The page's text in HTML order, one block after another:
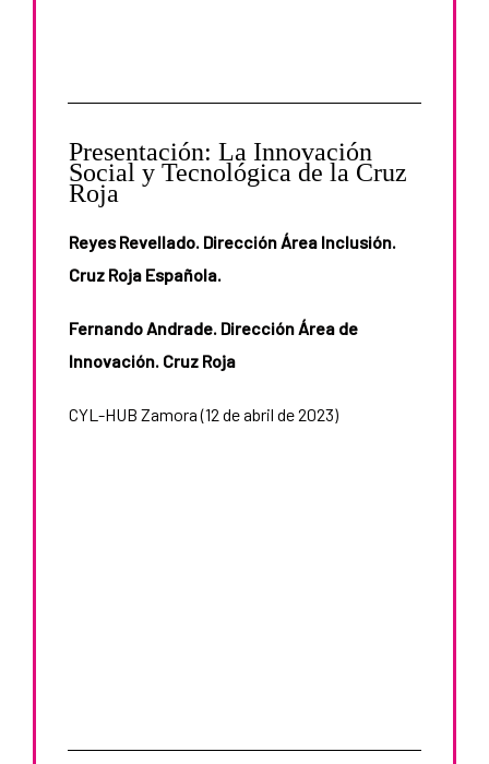
Presentación: La Innovación
Social y Tecnológica de la Cruz
Roja
Reyes Revellado. Dirección Área Inclusión.
Cruz Roja Española.
Fernando Andrade. Dirección Área de
Innovación. Cruz Roja
CYL-HUB Zamora (12 de abril de 2023)